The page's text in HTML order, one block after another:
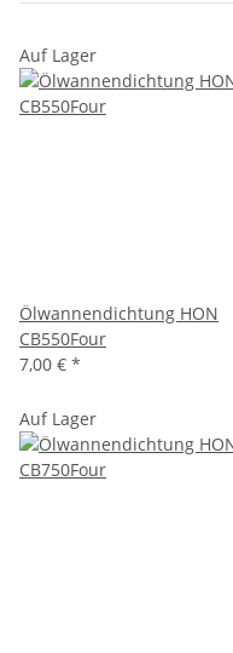
Auf Lager
Ölwannendichtung HON
CB550Four
7,00 € *
Auf Lager